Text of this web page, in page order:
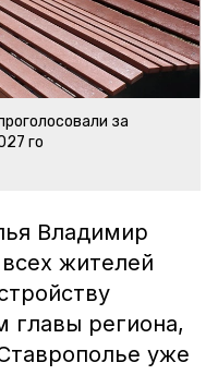
за
го
Владимир
всех жителей
главы региона,
уже